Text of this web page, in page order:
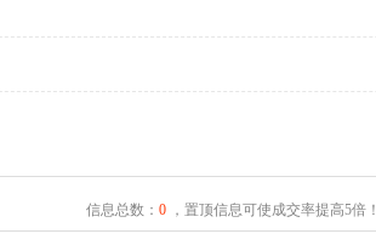
信息总数： 0，置顶信息可使成交率提高5倍！